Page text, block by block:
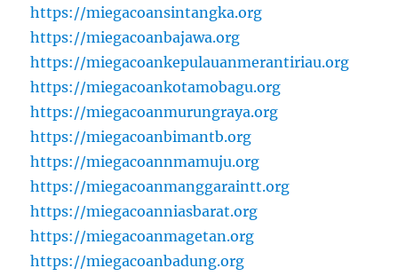
https://miegacoansintangka.org
https://miegacoanbajawa.org
https://miegacoankepulauanmerantiriau.org
https://miegacoankotamobagu.org
https://miegacoanmurungraya.org
https://miegacoanbimantb.org
https://miegacoannmamuju.org
https://miegacoanmanggaraintt.org
https://miegacoanniasbarat.org
https://miegacoanmagetan.org
https://miegacoanbadung.org